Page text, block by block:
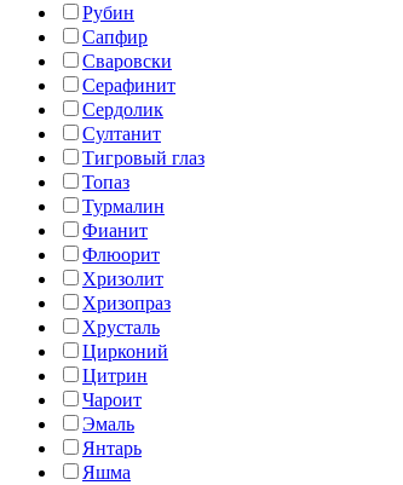
Рубин
Сапфир
Сваровски
Серафинит
Сердолик
Султанит
Тигровый глаз
Топаз
Турмалин
Фианит
Флюорит
Хризолит
Хризопраз
Хрусталь
Цирконий
Цитрин
Чароит
Эмаль
Янтарь
Яшма